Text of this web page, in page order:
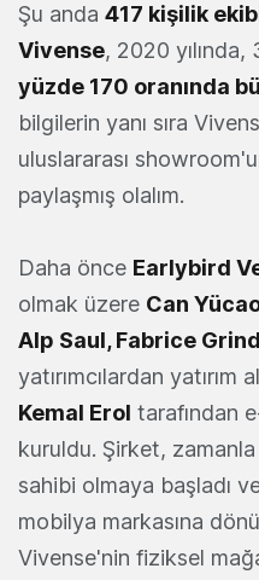
Şu anda 417 kişilik
Vivense, 2020
yüzde 170 oranında
bilgilerin yanı sıra
uluslararası
paylaşmış olalım.
Daha önce Earlybird
olmak üzere Can
Alp Saul, Fabrice
yatırımcılardan yatırım
Kemal Erol tarafından
kuruldu. Şirket,
sahibi olmaya başladı
mobilya markasına
Vivense'nin fiziksel